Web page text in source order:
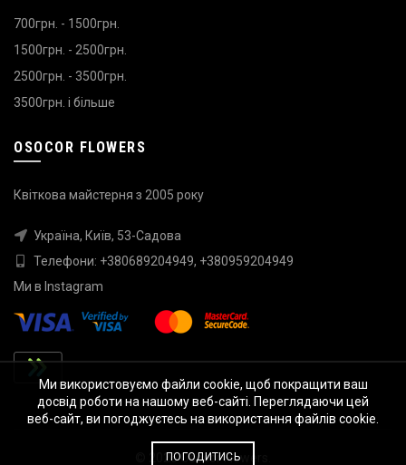
700грн. - 1500грн.
1500грн. - 2500грн.
2500грн. - 3500грн.
3500грн. і більше
OSOCOR FLOWERS
Квіткова майстерня з 2005 року
Україна, Київ, 53-Садова
Телефони: +380689204949, +380959204949
Ми в Instagram
© 2026Osocor Flowers
Ми використовуємо файли cookie, щоб покращити ваш
досвід роботи на нашому веб-сайті. Переглядаючи цей
веб-сайт, ви погоджуєтесь на використання файлів cookie.
ПОГОДИТИСЬ